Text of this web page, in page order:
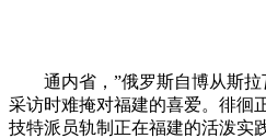
通内省，”俄罗斯自博从斯拉
采访时难掩对福建的喜爱。徘徊
技特派员轨制正在福建的活泼实